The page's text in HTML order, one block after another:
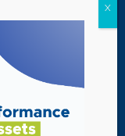
pinterest
youtube